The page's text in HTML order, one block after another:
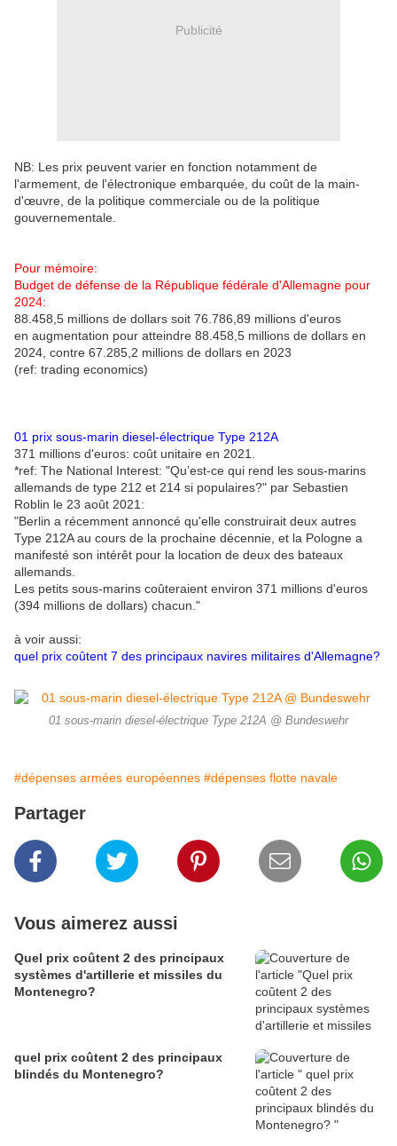
Publicité
NB: Les prix peuvent varier en fonction notamment de
l'armement, de l'électronique embarquée, du coût de la main-
d'œuvre, de la politique commerciale ou de la politique
gouvernementale.
Pour mémoire:
Budget de défense de la République fédérale d'Allemagne pour
2024:
88.458,5 millions de dollars soit 76.786,89 millions d'euros
en augmentation pour atteindre 88.458,5 millions de dollars en
2024, contre 67.285,2 millions de dollars en 2023
(ref: trading economics)
01 prix sous-marin diesel-électrique Type 212A
371 millions d'euros: coût unitaire en 2021.
*ref: The National Interest: "Qu’est-ce qui rend les sous-marins
allemands de type 212 et 214 si populaires?" par Sebastien
Roblin le 23 août 2021:
"Berlin a récemment annoncé qu'elle construirait deux autres
Type 212A au cours de la prochaine décennie, et la Pologne a
manifesté son intérêt pour la location de deux des bateaux
allemands.
Les petits sous-marins coûteraient environ 371 millions d'euros
(394 millions de dollars) chacun."
à voir aussi:
quel prix coûtent 7 des principaux navires militaires d'Allemagne?
01 sous-marin diesel-électrique Type 212A @ Bundeswehr
#dépenses armées européennes #dépenses flotte navale
Partager
Vous aimerez aussi
Quel prix coûtent 2 des principaux
systèmes d'artillerie et missiles du
Montenegro?
quel prix coûtent 2 des principaux
blindés du Montenegro?